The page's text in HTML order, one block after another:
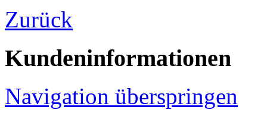
Zurück
Kundeninformationen
Navigation überspringen